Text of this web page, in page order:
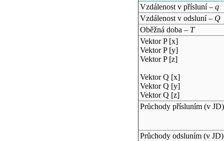
Vzdálenost v přísluní – q
Vzdálenost v odsluní – Q
Oběžná doba – T
Vektor P [x]
Vektor P [y]
Vektor P [z]
Vektor Q [x]
Vektor Q [y]
Vektor Q [z]
Průchody přísluním (v JD)
Průchody odsluním (v JD)